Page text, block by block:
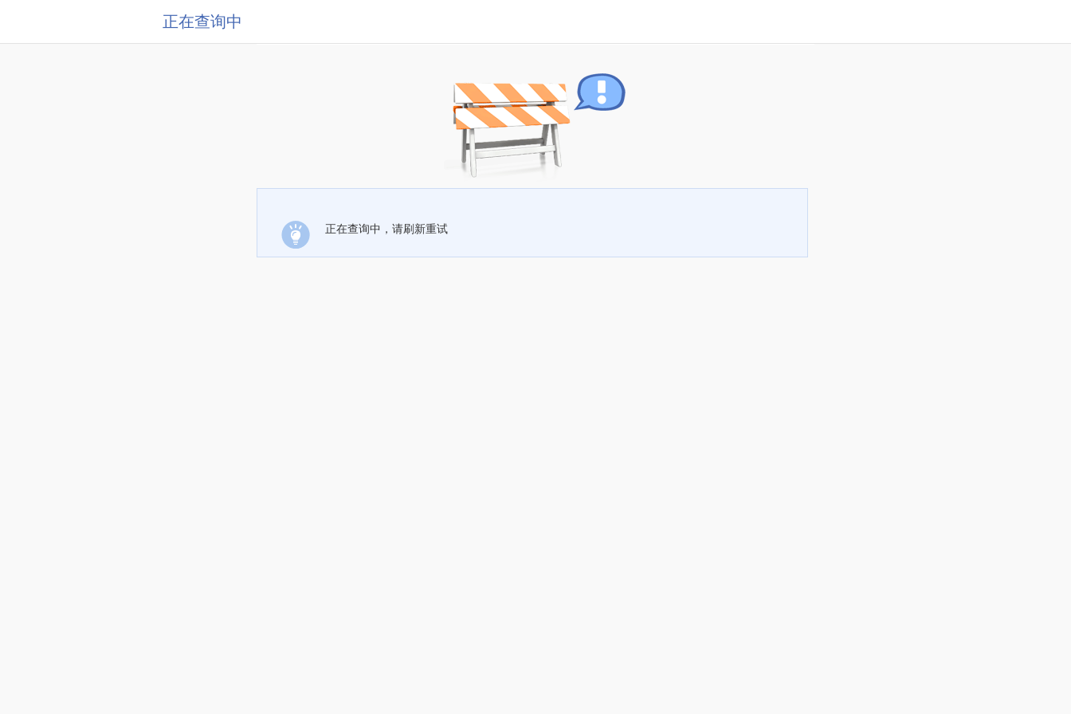
正在查询中
正在查询中，请刷新重试